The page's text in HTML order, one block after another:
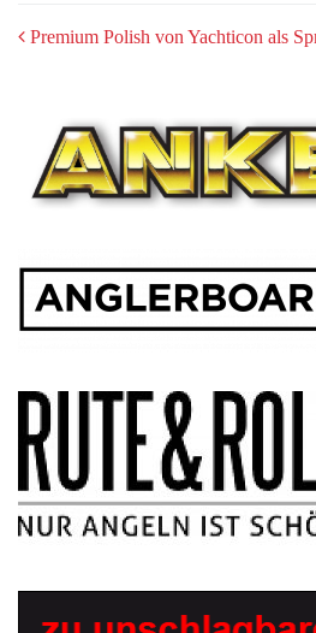
POST
Premium Polish von Yachticon als